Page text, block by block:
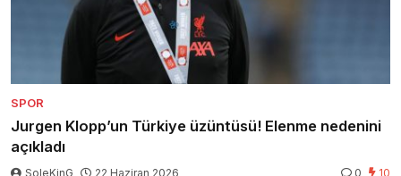
SPOR
Jurgen Klopp’un Türkiye üzüntüsü! Elenme nedenini
açıkladı
SoleKinG 22 Haziran 2026 0 10